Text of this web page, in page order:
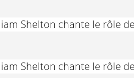
Shelton chante le rôle
Shelton chante le rôle